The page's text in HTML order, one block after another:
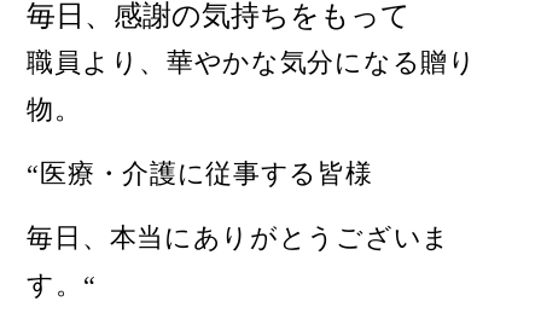
毎日、感謝の気持ちをもって
職員より、華やかな気分になる贈り
物。
“医療・介護に従事する皆様
毎日、本当にありがとうございま
す。“